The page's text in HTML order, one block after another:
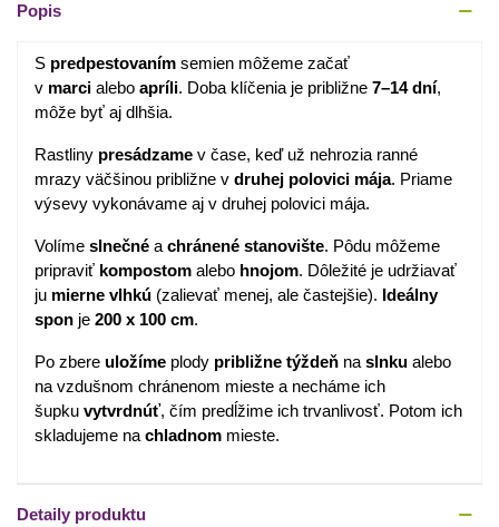
Popis
S predpestovaním semien môžeme začať
v marci alebo apríli. Doba klíčenia je približne 7–14 dní,
môže byť aj dlhšia.
Rastliny presádzame v čase, keď už nehrozia ranné
mrazy väčšinou približne v druhej polovici mája. Priame
výsevy vykonávame aj v druhej polovici mája.
Volíme slnečné a chránené stanovište. Pôdu môžeme
pripraviť kompostom alebo hnojom. Dôležité je udržiavať
ju mierne vlhkú (zalievať menej, ale častejšie). Ideálny
spon je 200 x 100 cm.
Po zbere uložíme plody približne týždeň na slnku alebo
na vzdušnom chránenom mieste a necháme ich
šupku vytvrdnúť, čím predĺžime ich trvanlivosť. Potom ich
skladujeme na chladnom mieste.
Detaily produktu